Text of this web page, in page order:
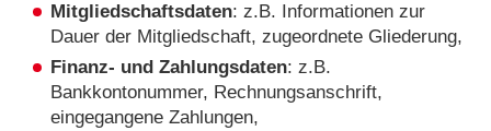
Mitgliedschaftsdaten: z.B. Informationen zur
Dauer der Mitgliedschaft, zugeordnete Gliederung,
Finanz- und Zahlungsdaten: z.B.
Bankkontonummer, Rechnungsanschrift,
eingegangene Zahlungen,